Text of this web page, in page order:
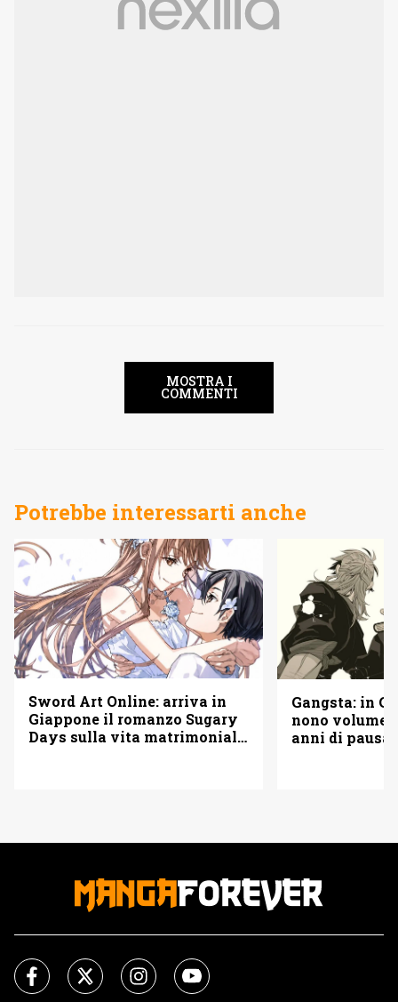
MOSTRA I
COMMENTI
Potrebbe interessarti anche
Sword Art Online: arriva in
Giappone il romanzo Sugary
Days sulla vita matrimoniale
Gangsta: in
nono volume
anni di pausa